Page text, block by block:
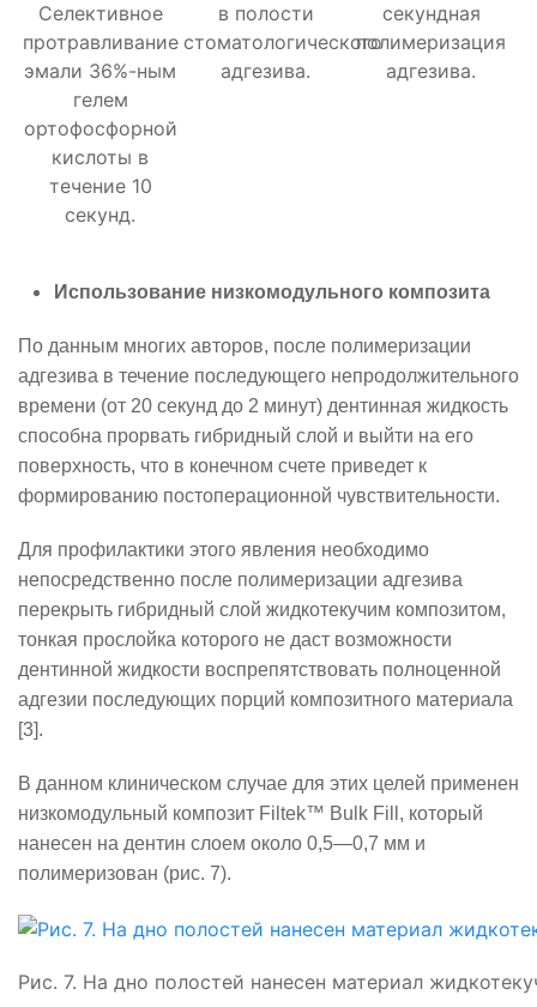
Селективное
протравливание
эмали 36%-ным
гелем
ортофосфорной
кислоты в
течение 10
секунд.
в полости
стоматологического
адгезива.
секундная
полимеризация
адгезива.
Использование низкомодульного композита
По данным многих авторов, после полимеризации
адгезива в течение последующего непродолжительного
времени (от 20 секунд до 2 минут) дентинная жидкость
способна прорвать гибридный слой и выйти на его
поверхность, что в конечном счете приведет к
формированию постоперационной чувствительности.
Для профилактики этого явления необходимо
непосредственно после полимеризации адгезива
перекрыть гибридный слой жидкотекучим композитом,
тонкая прослойка которого не даст возможности
дентинной жидкости воспрепятствовать полноценной
адгезии последующих порций композитного материала
[3].
В данном клиническом случае для этих целей применен
низкомодульный композит Filtek™ Bulk Fill , который
нанесен на дентин слоем около 0,5—0,7 мм и
полимеризован (рис. 7).
Рис. 7. На дно полостей нанесен материал